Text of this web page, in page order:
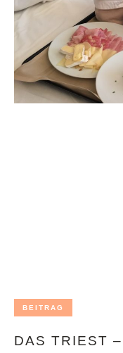
BEITRAG
DAS TRIEST